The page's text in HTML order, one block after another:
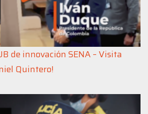
de innovación SENA – Visita
Quintero!